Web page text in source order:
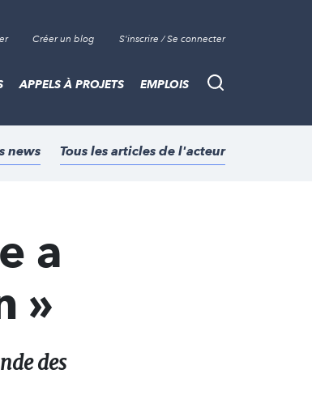
Créer un blog S'inscrire / Se connecter
Recherche
APPELS À PROJETS EMPLOIS
news Tous les articles de l'acteur
a
»
des